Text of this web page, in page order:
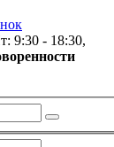
9:30 - 18:30,